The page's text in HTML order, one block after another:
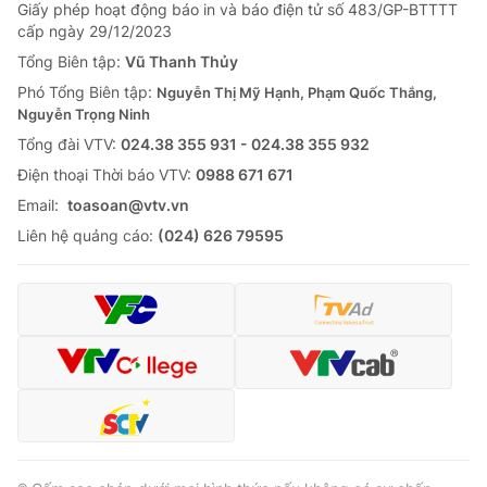
Sản phẩm
Thị trường
Tư vấn
Lịch phát sóng
Chuyên mục khác
Emagazine Podcast
Photo Infographic
Shorts video
VTV Money VTV Thể thao
VTV Sức khoẻ
Giấy phép hoạt động báo in và báo điện tử số 483/GP-BTTTT
cấp ngày 29/12/2023
Tổng Biên tập: Vũ Thanh Thủy
Phó Tổng Biên tập: Nguyễn Thị Mỹ Hạnh, Phạm Quốc Thắng,
Nguyễn Trọng Ninh
Tổng đài VTV: 024.38 355 931 - 024.38 355 932
Ðiện thoại Thời báo VTV: 0988 671 671
Email: toasoan@vtv.vn
Liên hệ quảng cáo: (024) 626 79595